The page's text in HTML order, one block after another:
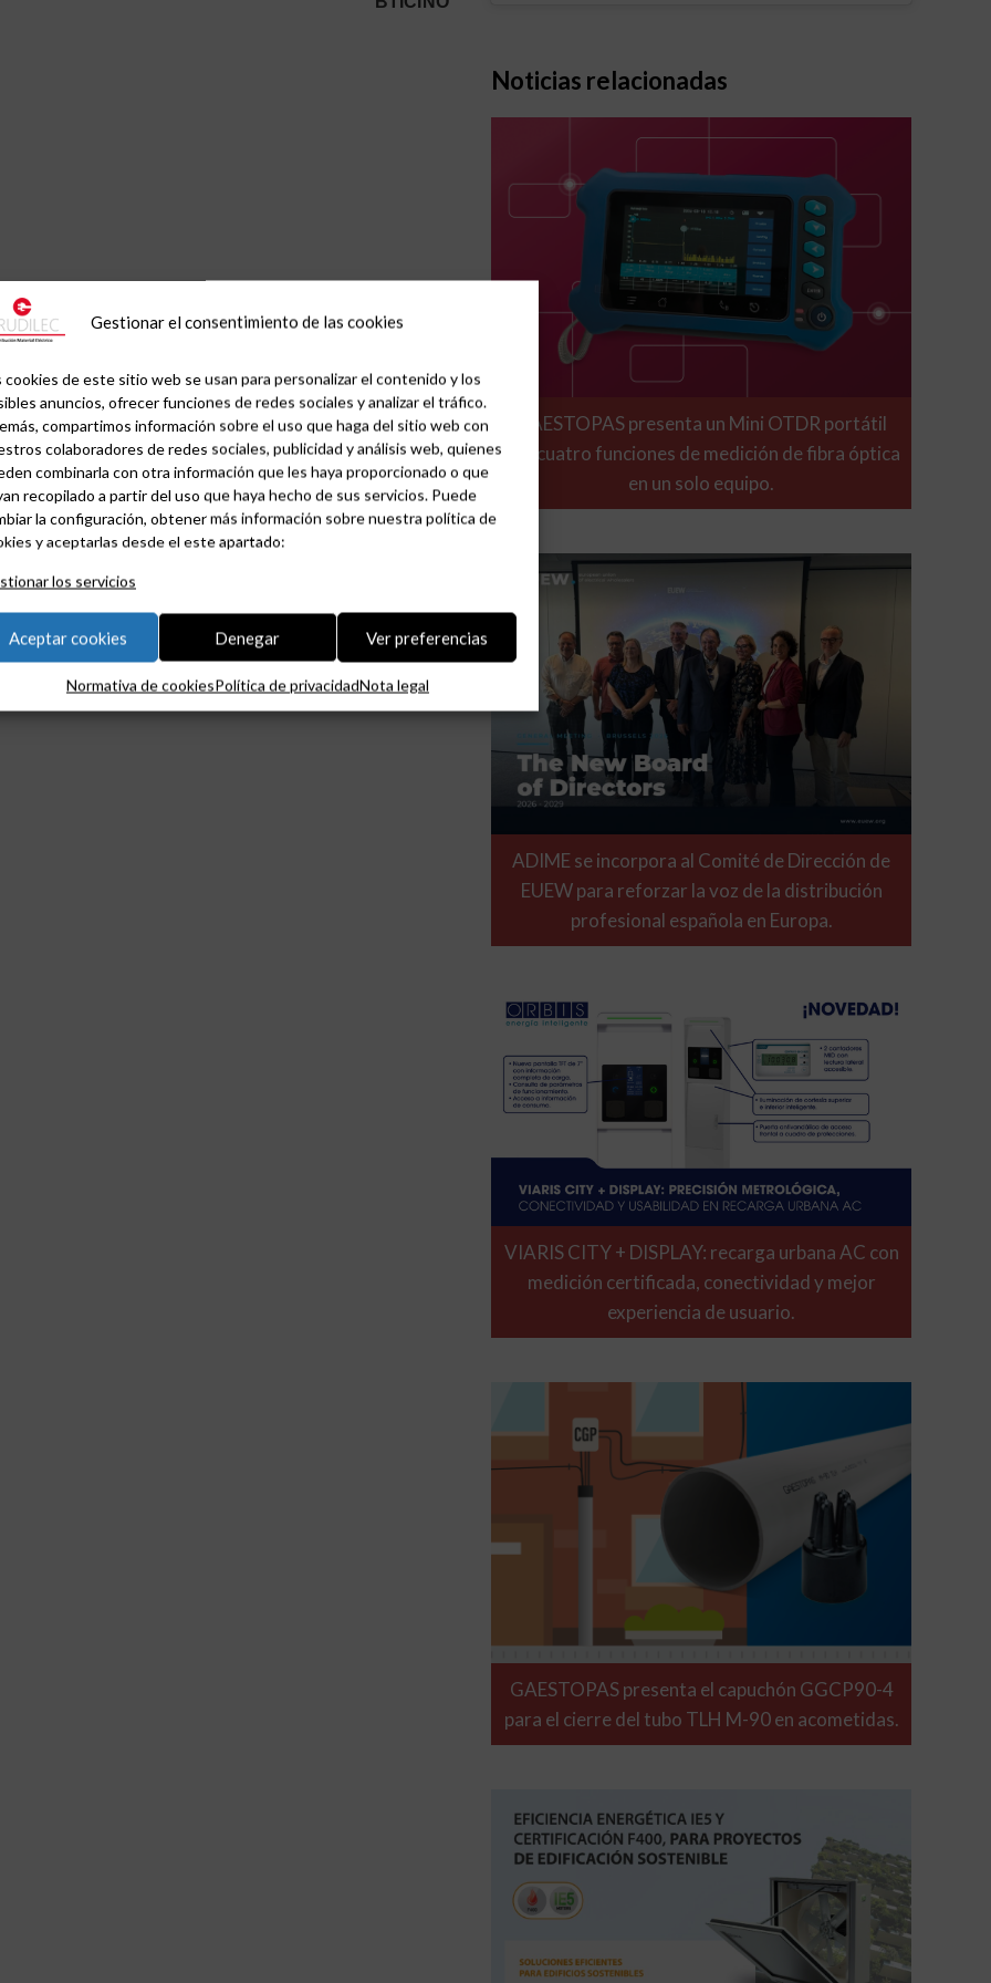
Gestionar el consentimiento de las cookies
cookies de este sitio web se usan para personalizar el contenido y los
anuncios, ofrecer funciones de redes sociales y analizar el tráfico.
compartimos información sobre el uso que haga del sitio web con
colaboradores de redes sociales, publicidad y análisis web, quienes
combinarla con otra información que les haya proporcionado o que
recopilado a partir del uso que haya hecho de sus servicios. Puede
la configuración, obtener más información sobre nuestra política de
y aceptarlas desde el este apartado:
los servicios
Aceptar cookies Denegar Ver preferencias
Normativa de cookiesPolítica de privacidadNota legal
Noticias relacionadas
GAESTOPAS presenta un Mini OTDR portátil
con cuatro funciones de medición de fibra óptica
en un solo equipo.
ADIME se incorpora al Comité de Dirección de
EUEW para reforzar la voz de la distribución
profesional española en Europa.
VIARIS CITY + DISPLAY: recarga urbana AC con
medición certificada, conectividad y mejor
experiencia de usuario.
GAESTOPAS presenta el capuchón GGCP90-4
para el cierre del tubo TLH M-90 en acometidas.